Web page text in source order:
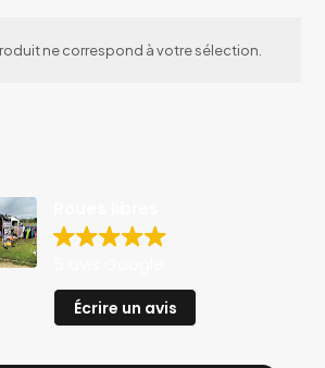
ne correspond à votre sélection.
Écrire un avis